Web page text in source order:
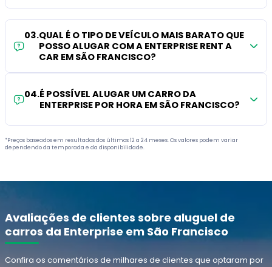
03.QUAL É O TIPO DE VEÍCULO MAIS BARATO QUE
POSSO ALUGAR COM A ENTERPRISE RENT A
CAR EM SÃO FRANCISCO?
04.É POSSÍVEL ALUGAR UM CARRO DA
ENTERPRISE POR HORA EM SÃO FRANCISCO?
*Preços baseados em resultados dos últimos 12 a 24 meses. Os valores podem variar
dependendo da temporada e da disponibilidade.
Avaliações de clientes sobre aluguel de
carros da Enterprise em São Francisco
Confira os comentários de milhares de clientes que optaram por